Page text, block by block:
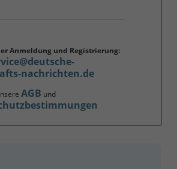
Anmeldung und Registrierung:
nachrichten.de
AGB und